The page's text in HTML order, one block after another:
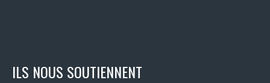
ILS NOUS SOUTIENNENT